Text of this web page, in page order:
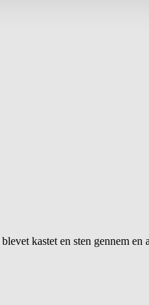
kastet en sten gennem en